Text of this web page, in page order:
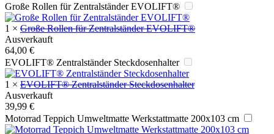
Große Rollen für Zentralständer EVOLIFT®
1 × Große Rollen für Zentralständer EVOLIFT®
Ausverkauft
64,00 €
EVOLIFT® Zentralständer Steckdosenhalter
1 × EVOLIFT® Zentralständer Steckdosenhalter
Ausverkauft
39,99 €
Motorrad Teppich Umweltmatte Werkstattmatte 200x103 cm